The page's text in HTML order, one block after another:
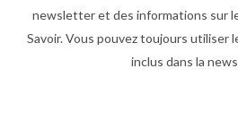
newsletter et des informations sur
Savoir. Vous pouvez toujours utiliser
inclus dans la